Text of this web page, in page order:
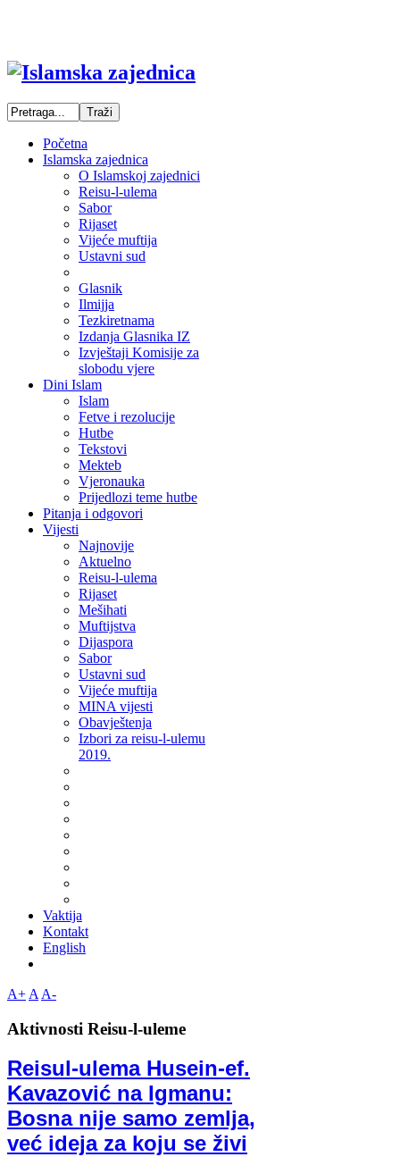
Početna
Islamska zajednica
O Islamskoj zajednici
Reisu-l-ulema
Sabor
Rijaset
Vijeće muftija
Ustavni sud
Glasnik
Ilmijja
Tezkiretnama
Izdanja Glasnika IZ
Izvještaji Komisije za
slobodu vjere
Dini Islam
Islam
Fetve i rezolucije
Hutbe
Tekstovi
Mekteb
Vjeronauka
Prijedlozi teme hutbe
Pitanja i odgovori
Vijesti
Najnovije
Aktuelno
Reisu-l-ulema
Rijaset
Mešihati
Muftijstva
Dijaspora
Sabor
Ustavni sud
Vijeće muftija
MINA vijesti
Obavještenja
Izbori za reisu-l-ulemu
2019.
Vaktija
Kontakt
English
A+ A A-
Aktivnosti Reisu-l-uleme
Reisul-ulema Husein-ef.
Kavazović na Igmanu:
Bosna nije samo zemlja,
već ideja za koju se živi